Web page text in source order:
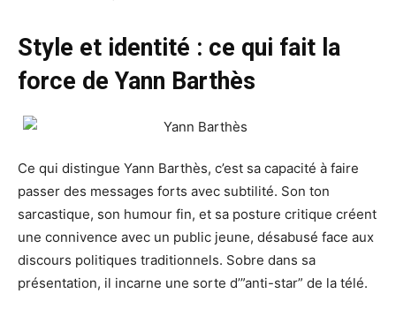
Style et identité : ce qui fait la
force de Yann Barthès
Ce qui distingue Yann Barthès, c’est sa capacité à faire
passer des messages forts avec subtilité. Son ton
sarcastique, son humour fin, et sa posture critique créent
une connivence avec un public jeune, désabusé face aux
discours politiques traditionnels. Sobre dans sa
présentation, il incarne une sorte d’”anti-star” de la télé.